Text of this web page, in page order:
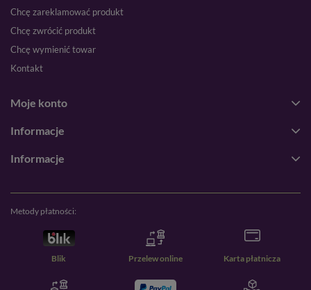
Chcę zareklamować produkt
Chcę zwrócić produkt
Chcę wymienić towar
Kontakt
Moje konto
Informacje
Informacje
Metody płatności:
Blik Przelew online Karta płatnicza